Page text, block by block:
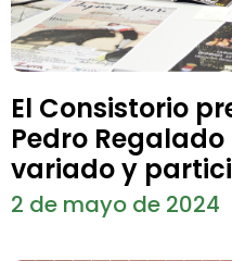
El Consistorio
Pedro
variado y
2 de mayo de 2024